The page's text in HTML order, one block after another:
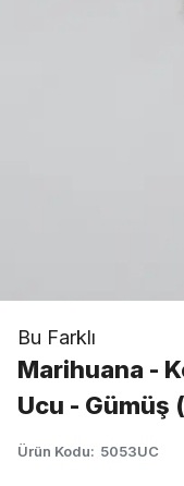
Bu Farklı
Marihuana -
Ucu - Gümüş
Ürün Kodu: 5053UC